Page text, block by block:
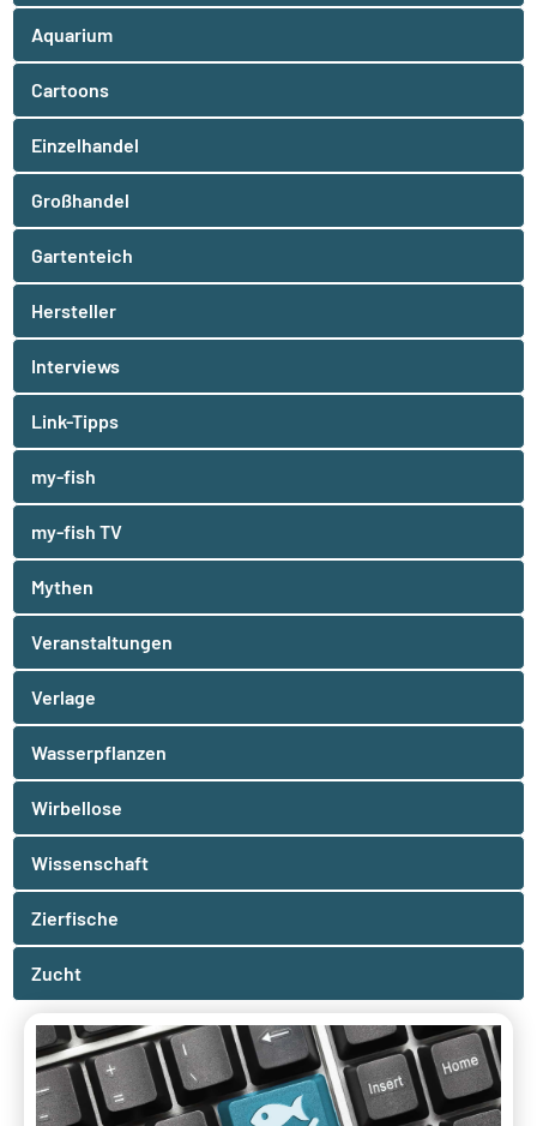
Aquarium
Cartoons
Einzelhandel
Großhandel
Gartenteich
Hersteller
Interviews
Link-Tipps
my-fish
my-fish TV
Mythen
Veranstaltungen
Verlage
Wasserpflanzen
Wirbellose
Wissenschaft
Zierfische
Zucht